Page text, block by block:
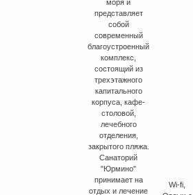
моря и
представляет
собой
современный
благоустроенный
комплекс,
состоящий из
трехэтажного
капитального
корпуса, кафе-
столовой,
лечебного
отделения,
закрытого пляжа.
Санаторий
"Юрмино"
принимает на
отдых и лечение
Wi-fi,